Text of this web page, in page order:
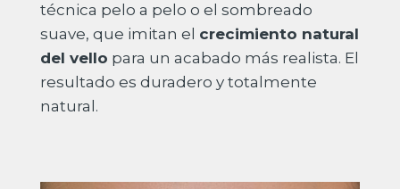
técnica pelo a pelo o el sombreado
suave, que imitan el crecimiento natural
del vello para un acabado más realista. El
resultado es duradero y totalmente
natural.